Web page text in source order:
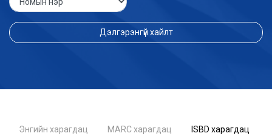
Дэлгэрэнгүй хайлт
Энгийн харагдац MARC харагдац
ISBD харагдац